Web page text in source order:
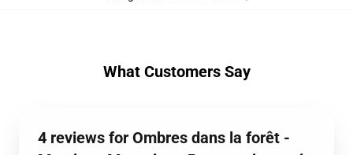
What Customers Say
4 reviews for Ombres dans la forêt -